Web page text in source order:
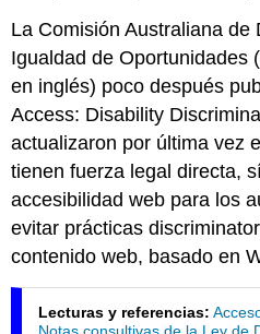
La Comisión Australiana de
Igualdad de Oportunidades
en inglés) poco después
Access: Disability
actualizaron por última vez
tienen fuerza legal directa,
accesibilidad web para los
evitar prácticas
contenido web, basado en
Lecturas y referencias: